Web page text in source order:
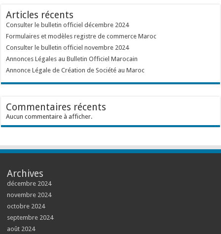
Articles récents
Consulter le bulletin officiel décembre 2024
Formulaires et modèles registre de commerce Maroc
Consulter le bulletin officiel novembre 2024
Annonces Légales au Bulletin Officiel Marocain
Annonce Légale de Création de Société au Maroc
Commentaires récents
Aucun commentaire à afficher.
Archives
décembre 2024
novembre 2024
octobre 2024
septembre 2024
août 2024